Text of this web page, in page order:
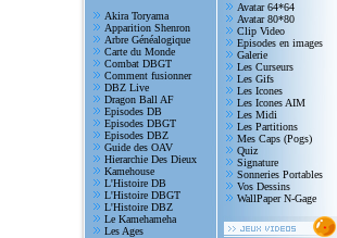
Akira Toryama
Apparition Shenron
Arbre Généalogique
Carte du Monde
Combat DBGT
Comment fusionner
DBZ Live
Dragon Ball AF
Episodes DB
Episodes DBGT
Episodes DBZ
Guide des OAV
Hierarchie Des Dieux
Kamehouse
L'Histoire DB
L'Histoire DBGT
L'Histoire DBZ
Le Kamehameha
Les Ages
Avatar 64*64
Avatar 80*80
Clip Video
Episodes en images
Galerie
Les Curseurs
Les Gifs
Les Icones
Les Icones AIM
Les Midi
Les Partitions
Mes Caps (Pogs)
Quiz
Signature
Sonneries Portables
Vos Dessins
WallPaper N-Gage